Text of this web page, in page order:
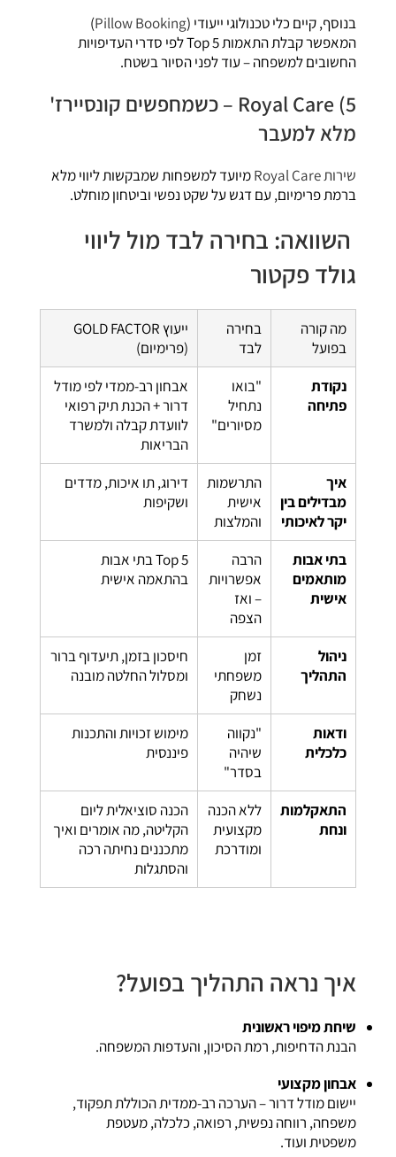
בנוסף, קיים כלי טכנולוגי ייעודי (Pillow Booking
)
המאפשר קבלת התאמות Top 5 לפי סדרי העדיפויות
החשובים למשפחה – עוד לפני הסיור בשטח.
5) Royal Care – כשמחפשים קונסיירז'
מלא למעבר
שירות Royal Care
מיועד למשפחות שמבקשות ליווי מלא
ברמת פרימיום, עם דגש על שקט נפשי וביטחון מוחלט.
השוואה: בחירה לבד מול ליווי
גולד פקטור
מה קורה
בפועל
בחירה
לבד
ייעוץ GOLD FACTOR
(פרימיום)
נקודת
פתיחה
"בואו
נתחיל
מסיורים"
אבחון רב-ממדי לפי מודל
דרור + הכנת תיק רפואי
לוועדת קבלה ולמשרד
הבריאות
איך
מבדילים בין
יקר לאיכותי
התרשמות
אישית
והמלצות
דירוג, תו איכות, מדדים
ושקיפות
בתי אבות
מותאמים
אישית
הרבה
אפשרויות
– ואז
הצפה
Top 5 בתי אבות
בהתאמה אישית
ניהול
התהליך
זמן
משפחתי
נשחק
חיסכון בזמן, תיעדוף ברור
ומסלול החלטה מובנה
ודאות
כלכלית
"נקווה
שיהיה
בסדר"
מימוש זכויות והתכנות
פיננסית
התאקלמות
ונחת
ללא הכנה
מקצועית
ומודרכת
הכנה סוציאלית ליום
הקליטה, מה אומרים ואיך
מתכננים נחיתה רכה
והסתגלות
איך נראה התהליך בפועל?
שיחת מיפוי ראשונית
הבנת הדחיפות, רמת הסיכון, והעדפות המשפחה.
אבחון מקצועי
יישום מודל דרור – הערכה רב-ממדית הכוללת תפקוד,
משפחה, רווחה נפשית, רפואה, כלכלה, מעטפת
משפטית ועוד.